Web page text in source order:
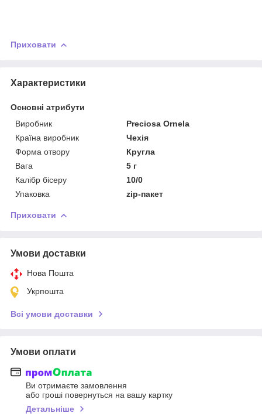
Приховати
Характеристики
Основні атрибути
Виробник
Preciosa Ornela
Країна виробник
Чехія
Форма отвору
Кругла
Вага
5 г
Калібр бісеру
10/0
Упаковка
zip-пакет
Приховати
Умови доставки
Нова Пошта
Укрпошта
Всі умови доставки
Умови оплати
Ви отримаєте замовлення
або гроші повернуться на вашу картку
Детальніше